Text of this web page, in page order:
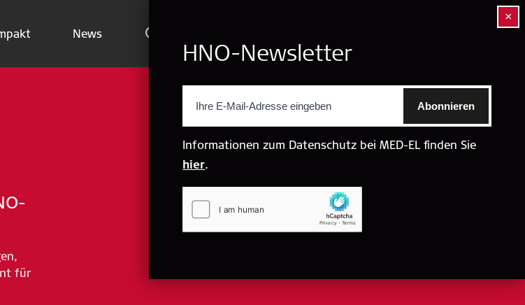
News
für
×
HNO-Newsletter
Abonnieren
Informationen zum Datenschutz bei MED-EL finden Sie
hier.